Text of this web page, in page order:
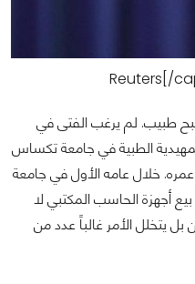
طبيب. لم يرغب الفتى في
الطبية في جامعة تكساس
من عمره. خلال عامه الأول في جامعة
أجهزة الحاسب المكتبي لا
يتخلل الأمر غالباً عدد من